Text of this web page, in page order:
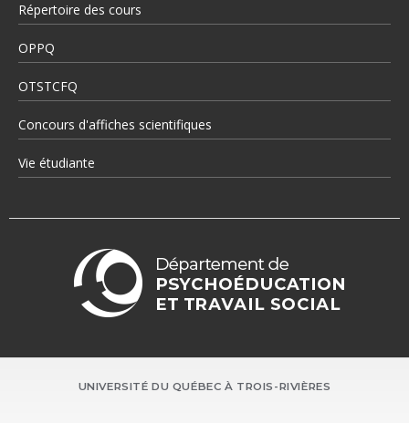
Répertoire des cours
OPPQ
OTSTCFQ
Concours d'affiches scientifiques
Vie étudiante
UNIVERSITÉ DU QUÉBEC À TROIS-RIVIÈRES